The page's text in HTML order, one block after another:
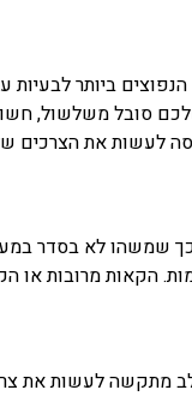
ביותר לבעיות
סובל משלשול,
את הצרכים
שמשהו לא בסדר
הקאות מרובות או
לעשות את